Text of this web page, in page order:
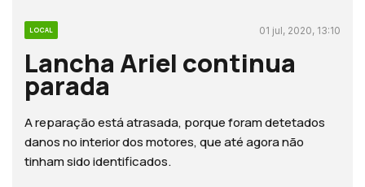
LOCAL 01 jul, 2020, 13:10
Lancha Ariel continua
parada
A reparação está atrasada, porque foram detetados
danos no interior dos motores, que até agora não
tinham sido identificados.